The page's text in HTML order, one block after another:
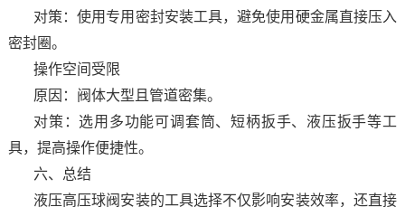
对策：使用专用密封安装工具，避免使用硬金属直接压入
密封圈。
操作空间受限
原因：阀体大型且管道密集。
对策：选用多功能可调套筒、短柄扳手、液压扳手等工
具，提高操作便捷性。
六、总结
液压高压球阀安装的工具选择不仅影响安装效率，还直接